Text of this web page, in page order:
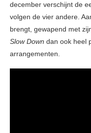
december verschijnt de
volgen de vier andere.
brengt, gewapend met
Slow Down dan ook heel
arrangementen.